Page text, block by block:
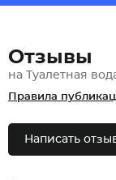
Отзывы
на Туалетная
Правила
Написать